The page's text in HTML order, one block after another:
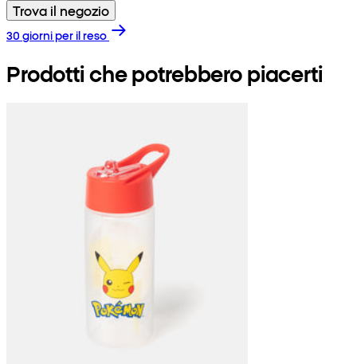
Trova il negozio
30 giorni per il reso
Prodotti che potrebbero piacerti